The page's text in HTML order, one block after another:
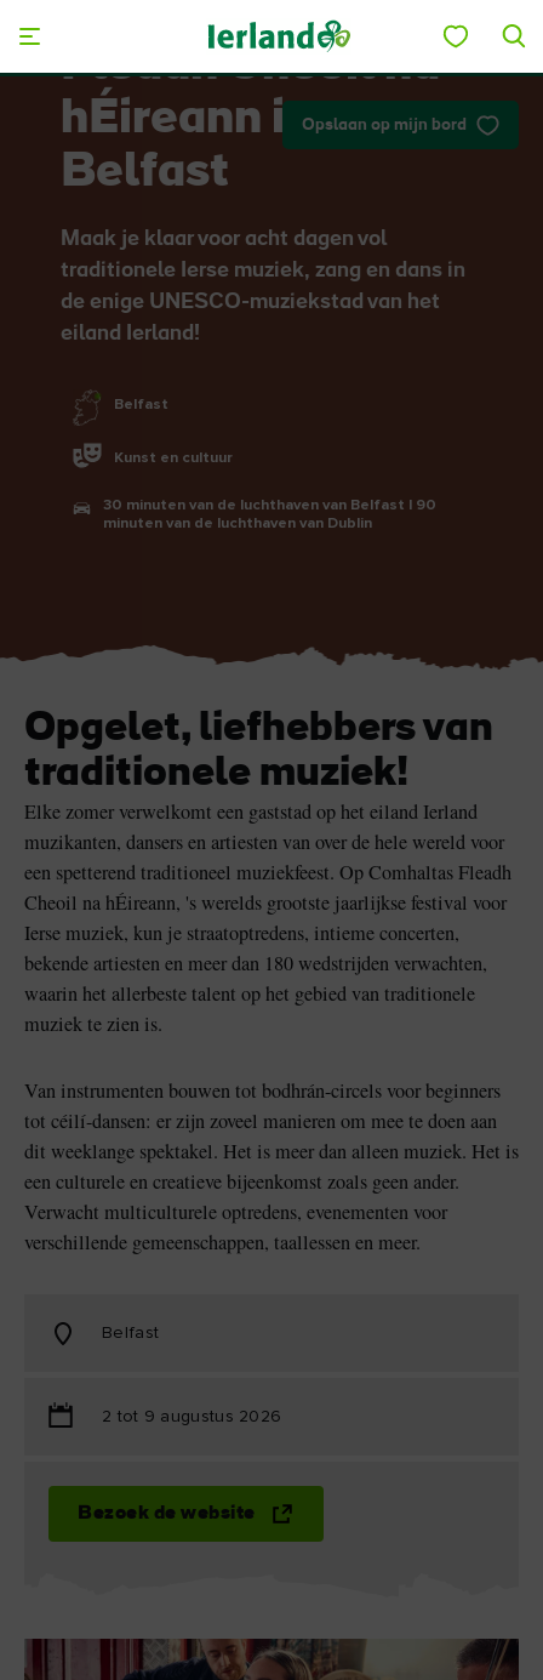
Blarney Castle
Tour
Opslaan op mijn bord
Fleadh Cheoil na
hÉireann in
Belfast
Maak je klaar voor acht dagen vol
traditionele Ierse muziek, zang en dans in
de enige UNESCO-muziekstad van het
eiland Ierland!
Belfast
Kunst en cultuur
30 minuten van de luchthaven van Belfast | 90
minuten van de luchthaven van Dublin
Opgelet, liefhebbers van
traditionele muziek!
Elke zomer verwelkomt een gaststad op het eiland Ierland
muzikanten, dansers en artiesten van over de hele wereld voor
een spetterend traditioneel muziekfeest. Op Comhaltas Fleadh
Cheoil na hÉireann, 's werelds grootste jaarlijkse festival voor
Ierse muziek, kun je straatoptredens, intieme concerten,
bekende artiesten en meer dan 180 wedstrijden verwachten,
waarin het allerbeste talent op het gebied van traditionele
muziek te zien is.
Van instrumenten bouwen tot bodhrán-circels voor beginners
tot céilí-dansen: er zijn zoveel manieren om mee te doen aan
dit weeklange spektakel. Het is meer dan alleen muziek. Het is
een culturele en creatieve bijeenkomst zoals geen ander.
Verwacht multiculturele optredens, evenementen voor
verschillende gemeenschappen, taallessen en meer.
Belfast
2 tot 9 augustus 2026
Bezoek de website